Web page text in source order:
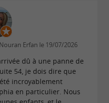
circuit court
sobres - terrazzo,
au cœur de tous les
zéro papier
a été éliminé et les
Erfan le 19/07/2026
dû à une panne de
54, je dois dire que
incroyablement
en particulier. Nous